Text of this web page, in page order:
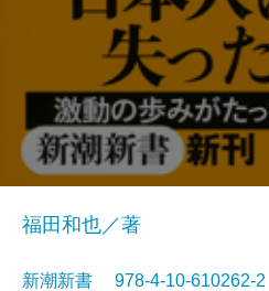
福田和也／著
新潮新書 978-4-10-